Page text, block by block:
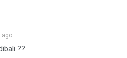
ago
??